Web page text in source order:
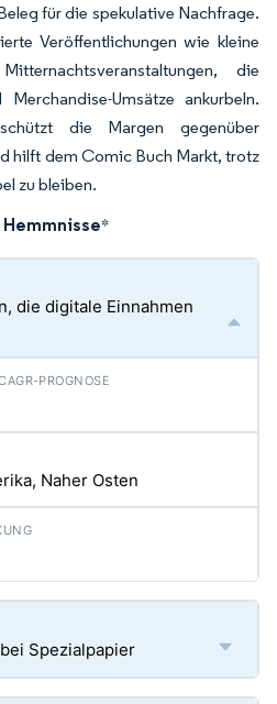
für die spekulative Nachfrage.
Veröffentlichungen wie kleine
die
Umsätze ankurbeln.
die Margen gegenüber
hilft dem Comic Buch Markt, trotz
zu bleiben.
*
die digitale Einnahmen
Naher Osten
Spezialpapier